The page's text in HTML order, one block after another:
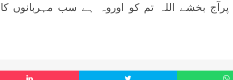
بخشے اللہ تم کو اوروہ ہے سب مہربانوں کا